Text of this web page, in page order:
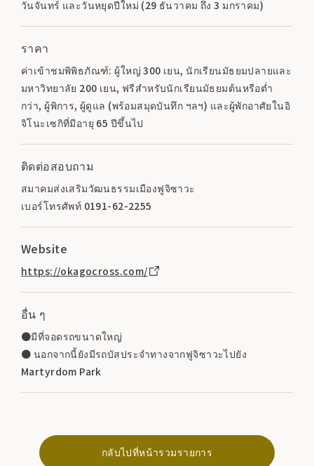
วันจันทร์ และวันหยุดปีใหม่ (29 ธันวาคม ถึง 3 มกราคม)
ราคา
ค่าเข้าชมพิพิธภัณฑ์: ผู้ใหญ่ 300 เยน, นักเรียนมัธยมปลายและ
มหาวิทยาลัย 200 เยน, ฟรีสำหรับนักเรียนมัธยมต้นหรือต่ำ
กว่า, ผู้พิการ, ผู้ดูแล (พร้อมสมุดบันทึก ฯลฯ) และผู้พักอาศัยในอิ
จิโนะเซกิที่มีอายุ 65 ปีขึ้นไป
ติดต่อสอบถาม
สมาคมส่งเสริมวัฒนธรรมเมืองฟูจิซาวะ
เบอร์โทรศัพท์ 0191-62-2255
Website
https://okagocross.com/
อื่น ๆ
●มีที่จอดรถขนาดใหญ่
● นอกจากนี้ยังมีรถบัสประจำทางจากฟูจิซาวะไปยัง
Martyrdom Park
กลับไปที่หน้ารวมรายการ